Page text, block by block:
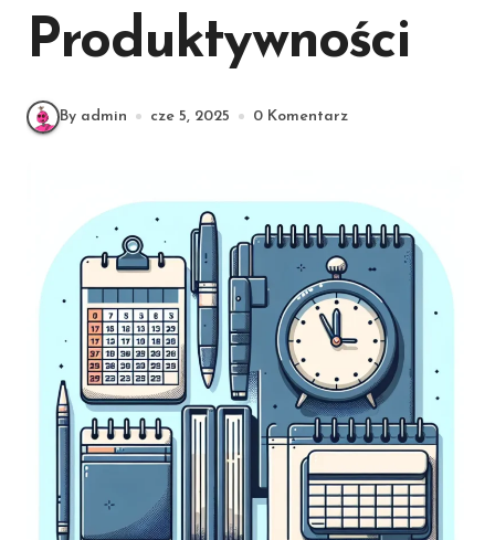
Produktywności
By admin cze 5, 2025 0 Komentarz